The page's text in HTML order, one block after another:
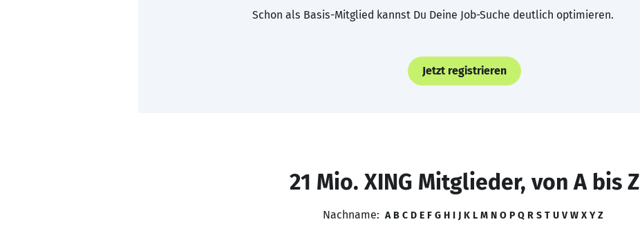
Schon als Basis-Mitglied kannst Du Deine Job-Suche deutlich optimieren.
Jetzt registrieren
21 Mio. XING Mitglieder, von A bis Z
Nachname: A B C D E F G H I J K L M N O P Q R S T U V W X Y Z